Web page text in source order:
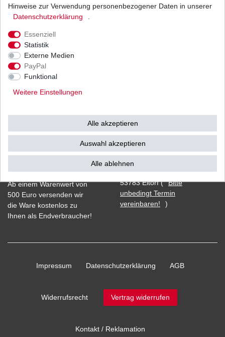
UVP 36,76 €
Ab einem Warenwert von
500 Euro versenden wir
die Ware kostenlos zu
Ihnen als Endverbraucher!
Vorkasse
Barzahlung bei Abholung in
53783 Eitorf (
Bitte
unbedingt Termin
vereinbaren!
)
Impressum Daten­schutz­erklärung AGB
Widerrufs­recht Vertrag widerrufen
Kontakt / Reklamation
Hinweise zur Verwendung personenbezogener Daten in unserer
Daten­schutz­erklärung
Essenziell
Statistik
Externe Medien
PayPal
Funktional
Weitere Einstellungen
Alle akzeptieren
Auswahl akzeptieren
Alle ablehnen